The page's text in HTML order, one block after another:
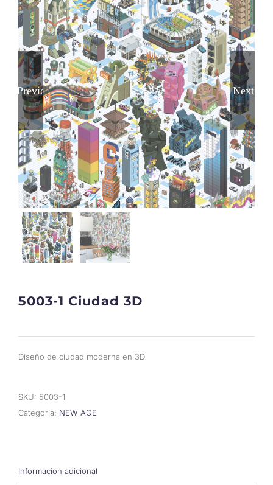
Previous Next
5003-1 Ciudad 3D
Diseño de ciudad moderna en 3D
SKU: 5003-1
Categoría: NEW AGE
Información adicional